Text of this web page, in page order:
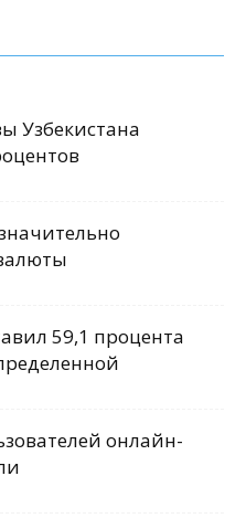
Узбекистана
59,1 процента
онлайн-